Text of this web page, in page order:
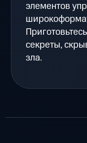
элементов
секреты,
зла.